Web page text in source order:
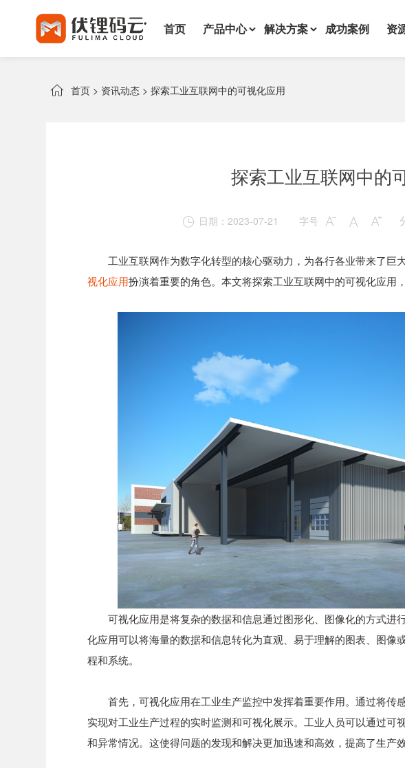
首页 产品中心 解决方案 成功案例 资
 首页 > 资讯动态 > 探索工业互联网中的可视化应用
探索工业互联网中的
 日期：2023-07-21 字号   
工业互联网作为数字化转型的核心驱动力，为各行各业带来了巨
视化应用扮演着重要的角色。本文将探索工业互联网中的可视化应用
可视化应用是将复杂的数据和信息通过图形化、图像化的方式进
化应用可以将海量的数据和信息转化为直观、易于理解的图表、图像
程和系统。
首先，可视化应用在工业生产监控中发挥着重要作用。通过将传
实现对工业生产过程的实时监测和可视化展示。工业人员可以通过可
和异常情况。这使得问题的发现和解决更加迅速和高效，提高了生产效